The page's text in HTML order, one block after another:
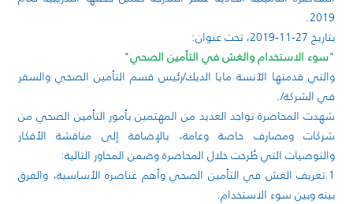
2019.
بتاريخ 27-11-2019، تحت عنوان:
"سوء الاستخدام والغش في التأمين الصحي"
والتي قدمتها الآنسة مايا الديك/رئيس قسم التأمين الصحي والسفر
في الشركة/.
شهدت المحاضرة تواجد العديد من المهتمين بأمور التأمين الصحي من
شركات ومصارف خاصة وعامة، بالإضافة إلى مناقشة الأفكار
والتوصيات التي طُرحت خلال المحاضرة وضمن المحاور التالية:
1.تعريف الغش في التأمين الصحي وأهم عناصره الأساسية، والفرق
بينه وبين سوء الاستخدام.